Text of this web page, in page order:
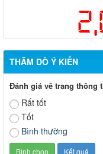
THĂM DÒ Ý KIẾN
Đánh giá về trang thông
Rất tốt
Tốt
Bình thường